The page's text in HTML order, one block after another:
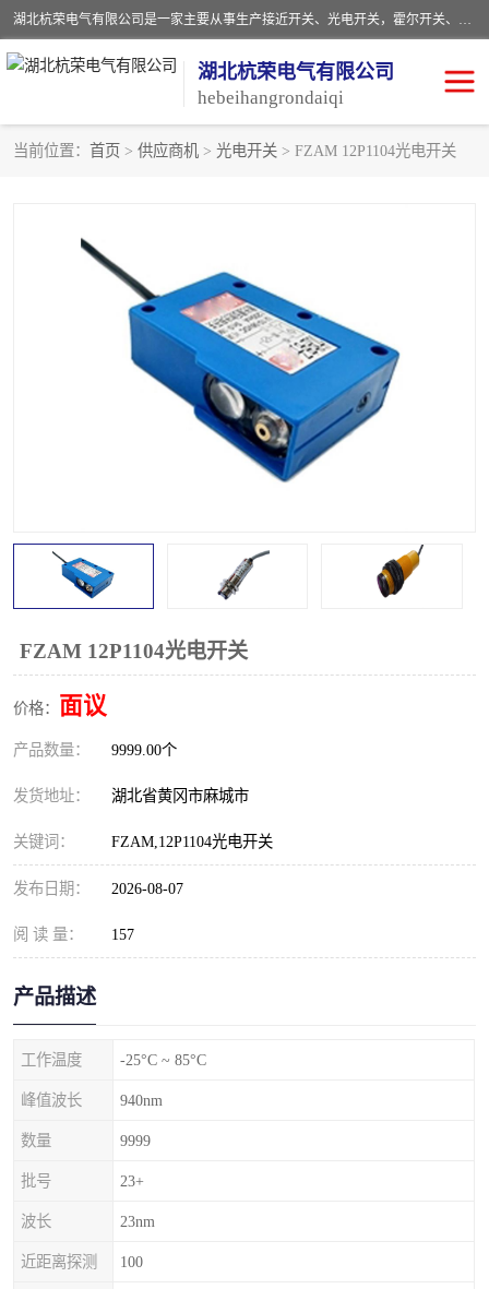
湖北杭荣电气有限公司是一家主要从事生产接近开关、光电开关，霍尔开关、两级跑偏开关、双向拉绳开关、速度监测器、皮带打滑开关、阻旋式料位开关、皮带纵向撕裂开关、溜槽堵塞开关、声光报警器、矿用磁性井筒开关等，主营行业：电气设备、仪器仪表制造, 高低压电器，成套电气设备，矿用防爆机电设备，皮带机综合保护系统，防爆电器，传感器，工矿配件，电器配件，自动化工业机器人的研发，制造，加工销售。
湖北杭荣电气有限公司
hebeihangrondaiqi
当前位置： 首页 > 供应商机 > 光电开关 > FZAM 12P1104光电开关
FZAM 12P1104光电开关
价格： 面议
产品数量： 9999.00个
发货地址： 湖北省黄冈市麻城市
关键词： FZAM,12P1104光电开关
发布日期： 2026-08-07
阅 读 量： 157
产品描述
工作温度 -25°C ~ 85°C
峰值波长 940nm
数量 9999
批号 23+
波长 23nm
近距离探测 100
音叉开关
声光报警器
滑线指示灯
光电开关
拉绳开关
撕裂开关
限位开关 速度检测器
速度传感器